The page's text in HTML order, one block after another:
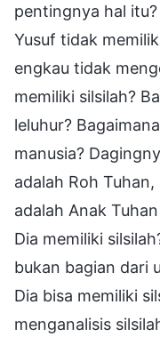
pentingnya hal
Yusuf tidak
engkau tidak
memiliki silsilah?
leluhur?
manusia?
adalah Roh
adalah Anak
Dia memiliki
bukan bagian dari
Dia bisa memiliki
menganalisis